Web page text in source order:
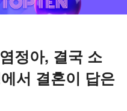
정아, 결국 소
서 결혼이 답은